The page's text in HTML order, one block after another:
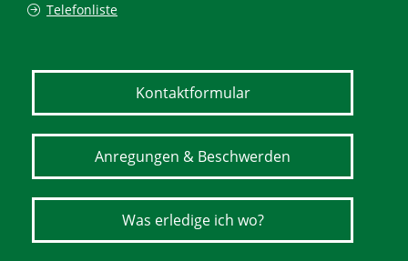
Telefonliste
Kontaktformular
Anregungen & Beschwerden
Was erledige ich wo?